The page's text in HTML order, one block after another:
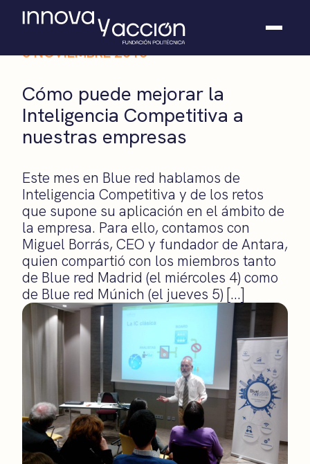
Somos fundación
Casos de éxito
Hackathones
Contacto
6 NOVIEMBRE 2015
Cómo puede mejorar la
Inteligencia Competitiva a
nuestras empresas
Este mes en Blue red hablamos de
Inteligencia Competitiva y de los retos
que supone su aplicación en el ámbito de
la empresa. Para ello, contamos con
Miguel Borrás, CEO y fundador de Antara,
quien compartió con los miembros tanto
de Blue red Madrid (el miércoles 4) como
de Blue red Múnich (el jueves 5) […]